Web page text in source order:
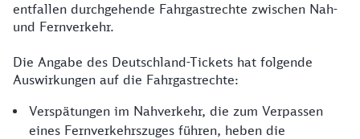
entfallen durchgehende Fahrgastrechte zwischen Nah-
und Fernverkehr.
Die Angabe des Deutschland-Tickets hat folgende
Auswirkungen auf die Fahrgastrechte:
Verspätungen im Nahverkehr, die zum Verpassen
eines Fernverkehrszuges führen, heben die